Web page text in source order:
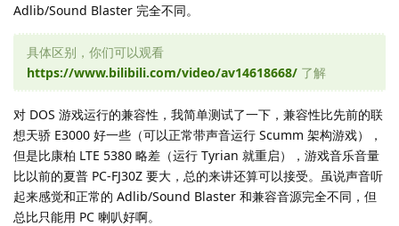
Adlib/Sound Blaster 完全不同。
具体区别，你们可以观看
https://www.bilibili.com/video/av14618668/ 了解
对 DOS 游戏运行的兼容性，我简单测试了一下，兼容性比先前的联
想天骄 E3000 好一些（可以正常带声音运行 Scumm 架构游戏），
但是比康柏 LTE 5380 略差（运行 Tyrian 就重启），游戏音乐音量
比以前的夏普 PC-FJ30Z 要大，总的来讲还算可以接受。虽说声音听
起来感觉和正常的 Adlib/Sound Blaster 和兼容音源完全不同，但
总比只能用 PC 喇叭好啊。